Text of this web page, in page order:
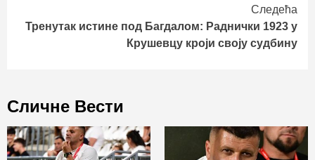
Следећа
Тренутак истине под Багдалом: Раднички 1923 у
Крушевцу кроји своју судбину
Сличне Вести